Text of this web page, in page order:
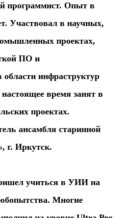
программист. Опыт в
Участвовал в научных,
проектах,
ПО и
области инфраструктур
время занят в
проектах.
ансамбля старинной
г. Иркутск.
учиться в УИИ на
Многие